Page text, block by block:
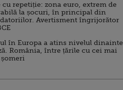
cu repetiție: zona euro, extrem de
la șocuri, în principal din
datoriilor. Avertisment îngrijorător
în Europa a atins nivelul dinainte
România, între țările cu cei mai